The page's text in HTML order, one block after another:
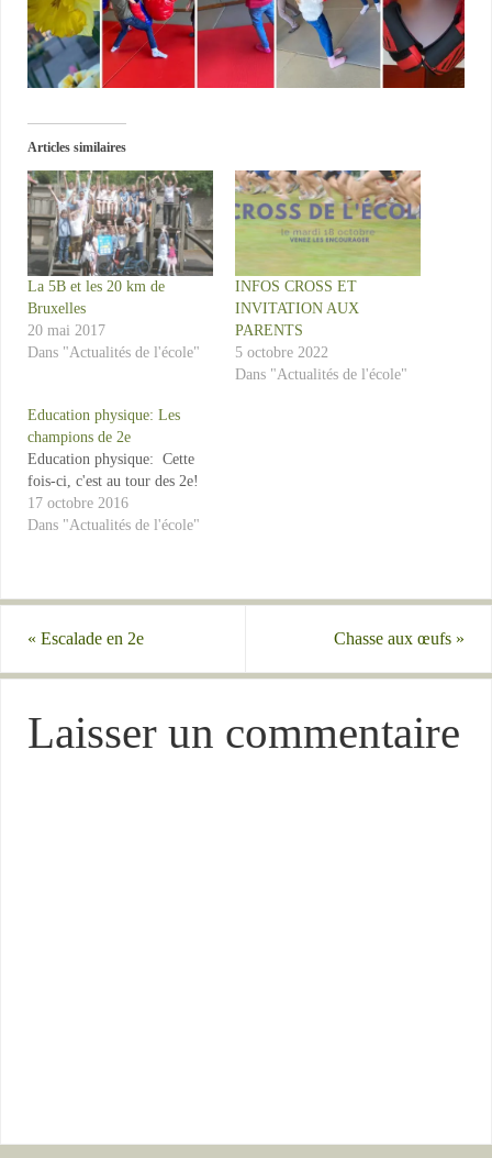
Articles similaires
La 5B et les 20 km de
Bruxelles
20 mai 2017
Dans "Actualités de l'école"
INFOS CROSS ET
INVITATION AUX
PARENTS
5 octobre 2022
Dans "Actualités de l'école"
Education physique: Les
champions de 2e
Education physique: Cette
fois-ci, c'est au tour des 2e!
17 octobre 2016
Dans "Actualités de l'école"
« Escalade en 2e Chasse aux œufs »
Laisser un commentaire